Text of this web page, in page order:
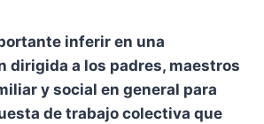
inferir en una
dirigida a los padres, maestros
y social en general para
de trabajo colectiva que